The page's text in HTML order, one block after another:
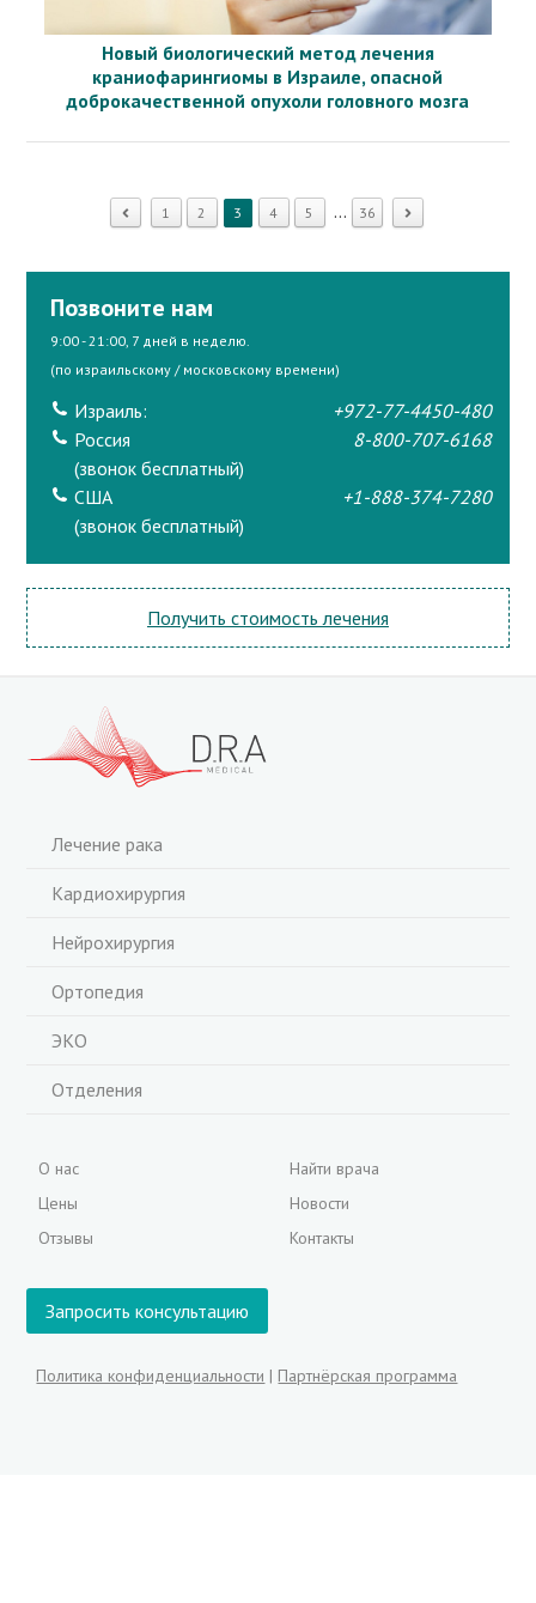
Новый биологический метод лечения
краниофарингиомы в Израиле, опасной
доброкачественной опухоли головного мозга
1 2 3 4 5 ... 36
Позвоните нам
9:00 - 21:00, 7 дней в неделю.
(по израильскому / московскому времени)
Израиль:
+972-77-4450-480
Россия
(звонок бесплатный)
8-800-707-6168
США
(звонок бесплатный)
+1-888-374-7280
Получить стоимость лечения
Лечение рака
Кардиохирургия
Нейрохирургия
Ортопедия
ЭКО
Отделения
О нас
Цены
Отзывы
Найти врача
Новости
Контакты
Запросить консультацию
Политика конфиденциальности | Партнёрская программа